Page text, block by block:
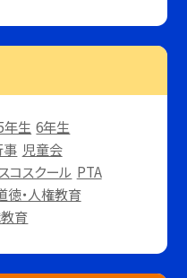
年生 6年生
事 児童会
コスクール PTA
徳・人権教育
育